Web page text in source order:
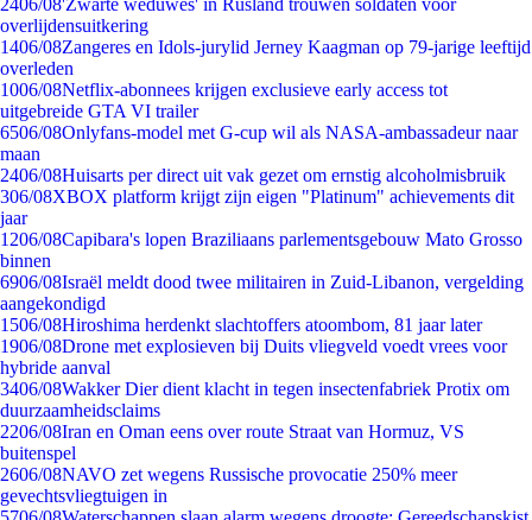
2406/08'Zwarte weduwes' in Rusland trouwen soldaten voor
overlijdensuitkering
1406/08Zangeres en Idols-jurylid Jerney Kaagman op 79-jarige leeftijd
overleden
1006/08Netflix-abonnees krijgen exclusieve early access tot
uitgebreide GTA VI trailer
6506/08Onlyfans-model met G-cup wil als NASA-ambassadeur naar
maan
2406/08Huisarts per direct uit vak gezet om ernstig alcoholmisbruik
306/08XBOX platform krijgt zijn eigen "Platinum" achievements dit
jaar
1206/08Capibara's lopen Braziliaans parlementsgebouw Mato Grosso
binnen
6906/08Israël meldt dood twee militairen in Zuid-Libanon, vergelding
aangekondigd
1506/08Hiroshima herdenkt slachtoffers atoombom, 81 jaar later
1906/08Drone met explosieven bij Duits vliegveld voedt vrees voor
hybride aanval
3406/08Wakker Dier dient klacht in tegen insectenfabriek Protix om
duurzaamheidsclaims
2206/08Iran en Oman eens over route Straat van Hormuz, VS
buitenspel
2606/08NAVO zet wegens Russische provocatie 250% meer
gevechtsvliegtuigen in